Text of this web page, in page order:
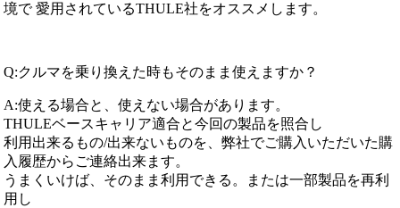
境で 愛用されているTHULE社をオススメします。
Q:クルマを乗り換えた時もそのまま使えますか？
A:使える場合と、使えない場合があります。
THULEベースキャリア適合と今回の製品を照合し
利用出来るもの/出来ないものを、弊社でご購入いただいた購
入履歴からご連絡出来ます。
うまくいけば、そのまま利用できる。または一部製品を再利
用し